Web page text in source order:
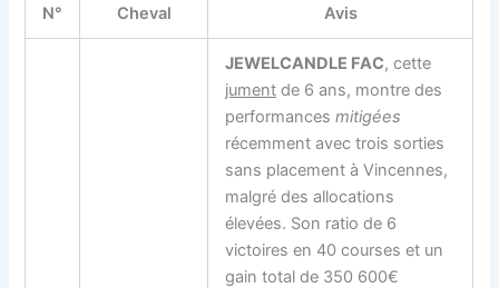
N° Cheval Avis
JEWELCANDLE FAC, cette
jument de 6 ans, montre des
performancesmitigées
récemment avec trois sorties
sans placement à Vincennes,
malgré des allocations
élevées. Son ratio de 6
victoires en 40 courses et un
gain total de 350 600€